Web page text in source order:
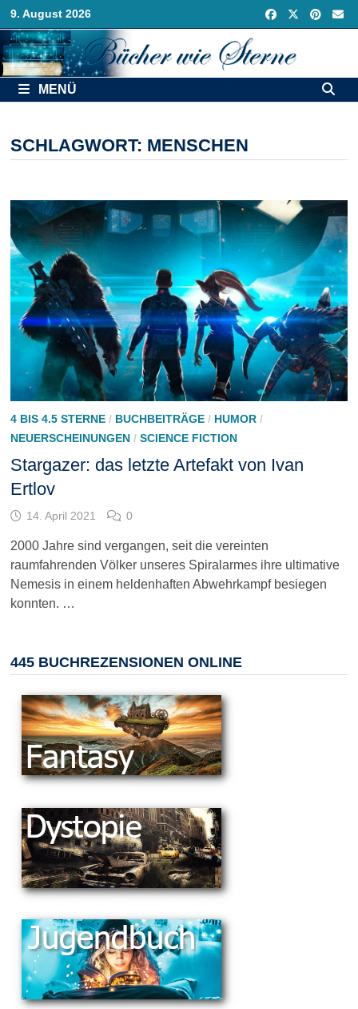
Zurück
zum
Inhalt
9. August 2026
MENÜ
SCHLAGWORT: MENSCHEN
4 BIS 4.5 STERNE/ BUCHBEITRÄGE/ HUMOR/
NEUERSCHEINUNGEN/ SCIENCE FICTION
Stargazer: das letzte Artefakt von Ivan
Ertlov
14. April 2021 0
2000 Jahre sind vergangen, seit die vereinten
raumfahrenden Völker unseres Spiralarmes ihre ultimative
Nemesis in einem heldenhaften Abwehrkampf besiegen
konnten. …
445 BUCHREZENSIONEN ONLINE